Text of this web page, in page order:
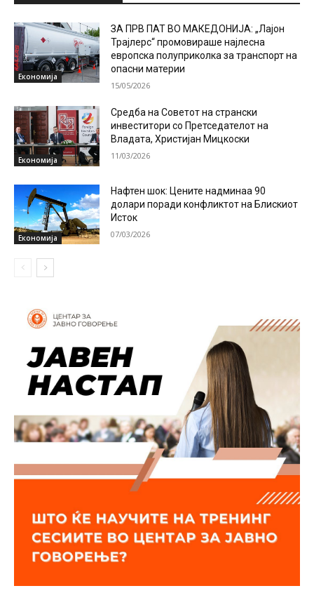
Економија
ЗА ПРВ ПАТ ВО МАКЕДОНИЈА: „Лајон
Трајлерс“ промовираше најлесна
европска полуприколка за транспорт на
опасни материи
15/05/2026
Економија
Средба на Советот на странски
инвеститори со Претседателот на
Владата, Христијан Мицкоски
11/03/2026
Економија
Нафтен шок: Цените надминаа 90
долари поради конфликтот на Блискиот
Исток
07/03/2026